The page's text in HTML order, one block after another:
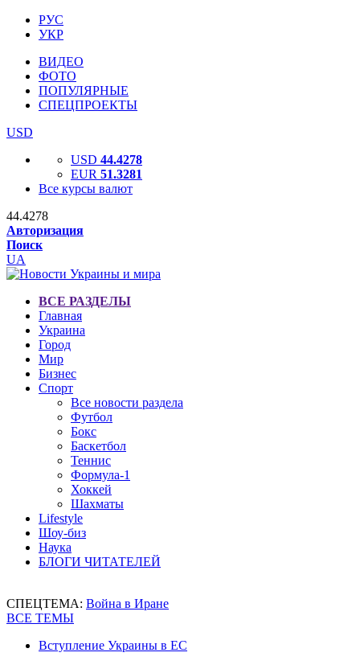
РУС
УКР
ВИДЕО
ФОТО
ПОПУЛЯРНЫЕ
СПЕЦПРОЕКТЫ
USD
USD 44.4278
EUR 51.3281
Все курсы валют
44.4278
Авторизация
Поиск
UA
ВСЕ РАЗДЕЛЫ
Главная
Украина
Город
Мир
Бизнес
Спорт
Все новости раздела
Футбол
Бокс
Баскетбол
Теннис
Формула-1
Хоккей
Шахматы
Lifestyle
Шоу-биз
Наука
БЛОГИ ЧИТАТЕЛЕЙ
СПЕЦТЕМА: Война в Иране
ВСЕ ТЕМЫ
Вступление Украины в ЕС